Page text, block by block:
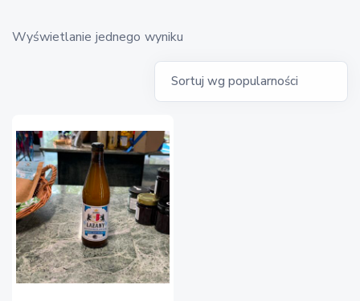
Wyświetlanie jednego wyniku